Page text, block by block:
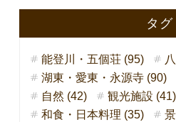
タグ
能登川・五個荘 (95)
湖東・愛東・永源寺 (90)
自然 (42)
観光施設 (41)
和食・日本料理 (35)